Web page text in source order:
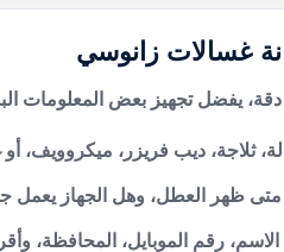
غسالات زانوسي
يفضل تجهيز بعض المعلومات
ثلاجة، ديب فريزر، ميكروويف،
متى ظهر العطل، وهل الجهاز يعمل
الاسم، رقم الموبايل، المحافظة،